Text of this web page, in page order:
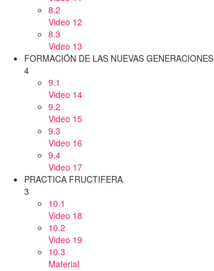
8.2
Video 12
8.3
Video 13
FORMACIÓN DE LAS NUEVAS GENERACIONES
4
9.1
Video 14
9.2
Video 15
9.3
Video 16
9.4
Video 17
PRACTICA FRUCTIFERA
3
10.1
Video 18
10.2
Video 19
10.3
Material